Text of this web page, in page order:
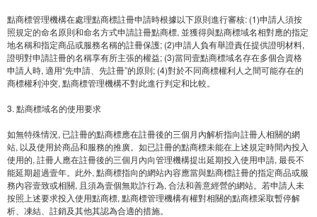
點商標管理機構在處理點商標註冊申請時根據以下原則進行審核: (1)申請人須按
照規定的命名原則和命名方式申請註冊點商標, 並獲得與點商標域名相對應的指定
地名稱和指定商品或服務名稱的註冊保護; (2)申請人負有舉證責任提供證明材料,
證明對申請註冊的名稱享有所主張的權益; (3)當同壹點商標域名存在多個合資格
申請人時, 適用“先申請、先註冊”的原則; (4)對於不同商標權利人之間可能存在的
商標權利沖突, 點商標管理機構不對此進行判定和比較。
3. 點商標域名的使用要求
如無特殊情況, 已註冊的點商標應在註冊後的三個月內解析指向註冊人相關的網
站, 以及使用於商品和服務的推廣。如已註冊的點商標未能在上述規定時間內投入
使用的, 註冊人應在註冊後的三個月內向管理機構提出延期投入使用申請, 最長不
能延期超過壹年。此外, 點商標指向的網站內容應當與點商標註冊的指定商品或服
務內容壹致或相關, 且須為壹個無欺詐行為, 合法和善意經營的網站。若申請人未
按照上述要求投入使用點商標, 點商標管理機構有權對相關的點商標采取暫停解
析、凍結、註銷及其他其認為合適的措施。